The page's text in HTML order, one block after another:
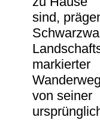
sind,
markierter
von seiner